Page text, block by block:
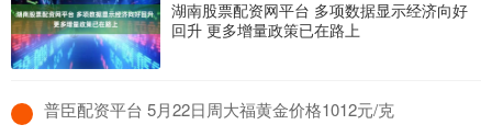
湖南股票配资网平台 多项数据显示经济向好
回升 更多增量政策已在路上
​普臣配资平台 5月22日周大福黄金价格1012元/克